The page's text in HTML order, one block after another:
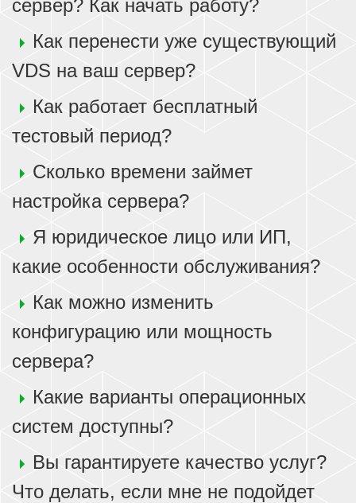
сервер? Как начать работу?
Как перенести уже существующий
VDS на ваш сервер?
Как работает бесплатный
тестовый период?
Сколько времени займет
настройка сервера?
Я юридическое лицо или ИП,
какие особенности обслуживания?
Как можно изменить
конфигурацию или мощность
сервера?
Какие варианты операционных
систем доступны?
Вы гарантируете качество услуг?
Что делать, если мне не подойдет